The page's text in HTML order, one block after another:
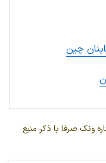
چین
ونک صرفا با ذکر منبع